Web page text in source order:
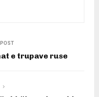
e trupave ruse